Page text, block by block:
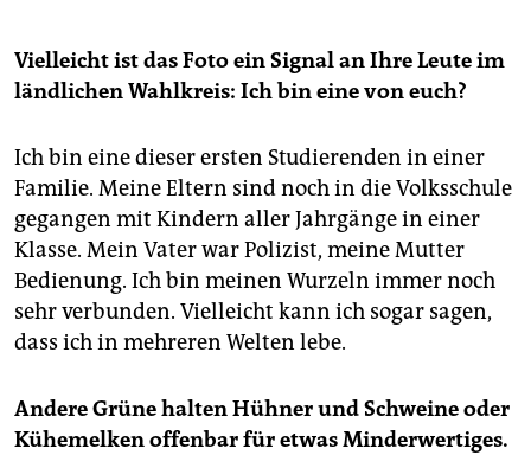
Vielleicht ist das Foto ein Signal an Ihre Leute im
ländlichen Wahlkreis: Ich bin eine von euch?
Ich bin eine dieser ersten Studierenden in einer
Familie. Meine Eltern sind noch in die Volksschule
gegangen mit Kindern aller Jahrgänge in einer
Klasse. Mein Vater war Polizist, meine Mutter
Bedienung. Ich bin meinen Wurzeln immer noch
sehr verbunden. Vielleicht kann ich sogar sagen,
dass ich in mehreren Welten lebe.
Andere Grüne halten Hühner und Schweine oder
Kühemelken offenbar für etwas Minderwertiges.